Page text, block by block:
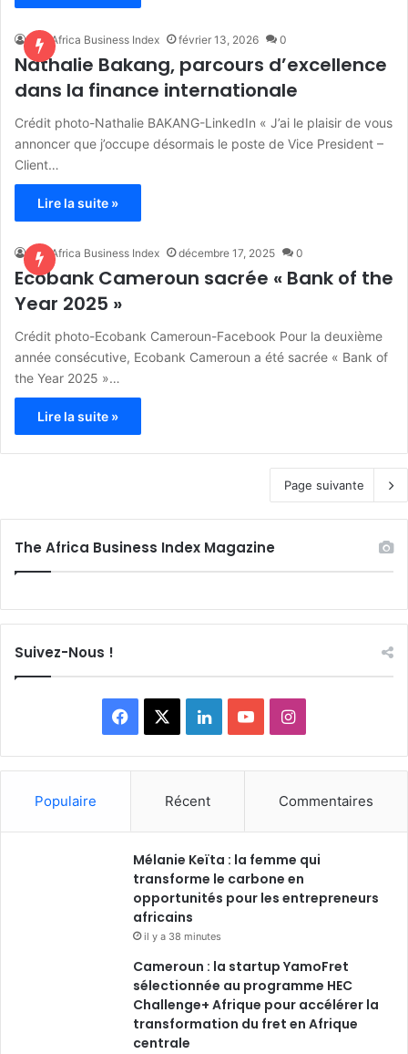
The Africa Business Index février 13, 2026 0
Nathalie Bakang, parcours d’excellence
dans la finance internationale
Crédit photo-Nathalie BAKANG-LinkedIn « J’ai le plaisir de vous
annoncer que j’occupe désormais le poste de Vice President –
Client…
Lire la suite »
The Africa Business Index décembre 17, 2025 0
Ecobank Cameroun sacrée « Bank of the
Year 2025 »
Crédit photo-Ecobank Cameroun-Facebook Pour la deuxième
année consécutive, Ecobank Cameroun a été sacrée « Bank of
the Year 2025 »…
Lire la suite »
Page suivante
The Africa Business Index Magazine
Suivez-Nous !
a
b
o
o
k
L
i
e
d
i
n
o
u
b
I
n
a
g
a
m
Populaire Récent Commentaires
Mélanie Keïta : la femme qui
transforme le carbone en
opportunités pour les entrepreneurs
africains
il y a 38 minutes
Cameroun : la startup YamoFret
sélectionnée au programme HEC
Challenge+ Afrique pour accélérer la
transformation du fret en Afrique
centrale